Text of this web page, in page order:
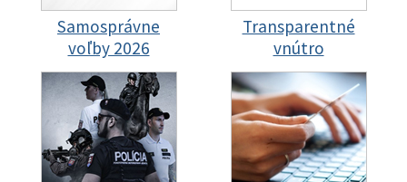
Samosprávne
voľby 2026
Transparentné
vnútro